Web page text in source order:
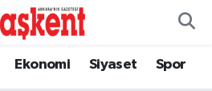
Ekonomi Siyaset Spor